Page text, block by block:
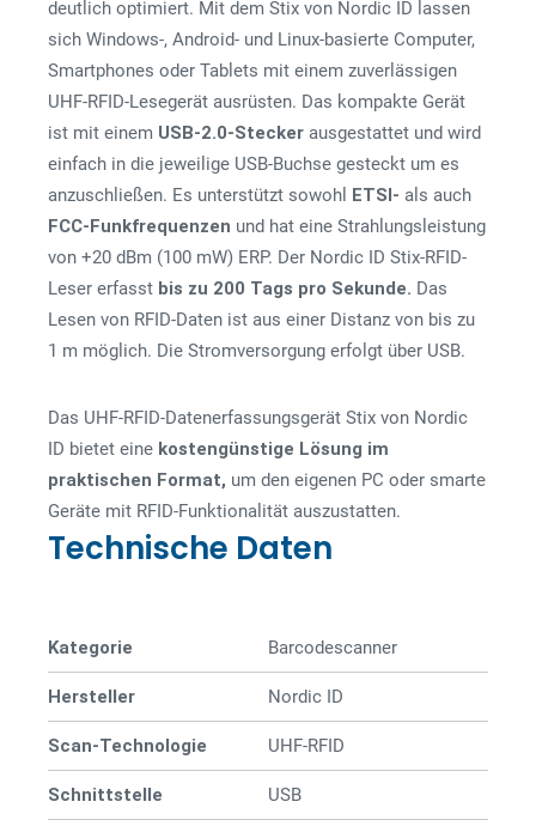
deutlich optimiert. Mit dem Stix von Nordic ID lassen
sich Windows-, Android- und Linux-basierte Computer,
Smartphones oder Tablets mit einem zuverlässigen
UHF-RFID-Lesegerät ausrüsten. Das kompakte Gerät
ist mit einem USB-2.0-Stecker ausgestattet und wird
einfach in die jeweilige USB-Buchse gesteckt um es
anzuschließen. Es unterstützt sowohl ETSI- als auch
FCC-Funkfrequenzen und hat eine Strahlungsleistung
von +20 dBm (100 mW) ERP. Der Nordic ID Stix-RFID-
Leser erfasst bis zu 200 Tags pro Sekunde. Das
Lesen von RFID-Daten ist aus einer Distanz von bis zu
1 m möglich. Die Stromversorgung erfolgt über USB.
Das UHF-RFID-Datenerfassungsgerät Stix von Nordic
ID bietet eine kostengünstige Lösung im
praktischen Format, um den eigenen PC oder smarte
Geräte mit RFID-Funktionalität auszustatten.
Technische Daten
Kategorie Barcode­­scanner
Hersteller Nordic ID
Scan-Technologie UHF-RFID
Schnittstelle USB